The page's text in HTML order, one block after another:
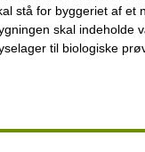
stå for byggeriet af et
skal indeholde
til biologiske